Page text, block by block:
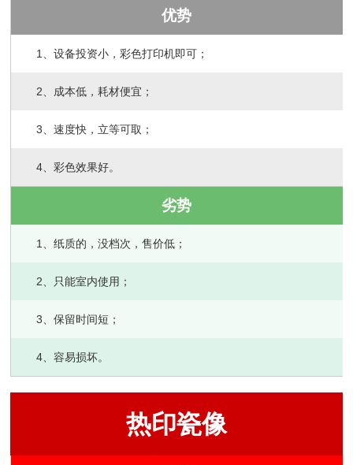
优势
1、设备投资小，彩色打印机即可；
2、成本低，耗材便宜；
3、速度快，立等可取；
4、彩色效果好。
劣势
1、纸质的，没档次，售价低；
2、只能室内使用；
3、保留时间短；
4、容易损坏。
热印瓷像